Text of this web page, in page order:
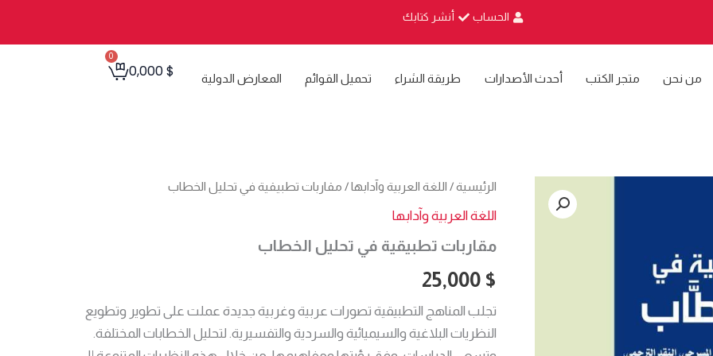
الحساب أنشر كتابك
من نحن متجر الكتب أحدث الأصدارات طريقة الشراء تحميل القوائم المعارض الدولية 0,000$
0
Cart
الرئيسية/ اللغة العربية وآدابها/ مقاربات تطبيقية في تحليل الخطاب
اللغة العربية وآدابها
مقاربات تطبيقية في تحليل الخطاب
25,000 $
تجلب المناهج التطبيقية تصورات عربية وغربية جديدة عملت على تطوير وتطويع
النظريات البلاغية والسيميائية والسردية والتفسيرية. لتحليل الخطابات المختلفة.
كمية
تطبيقية
تحليل